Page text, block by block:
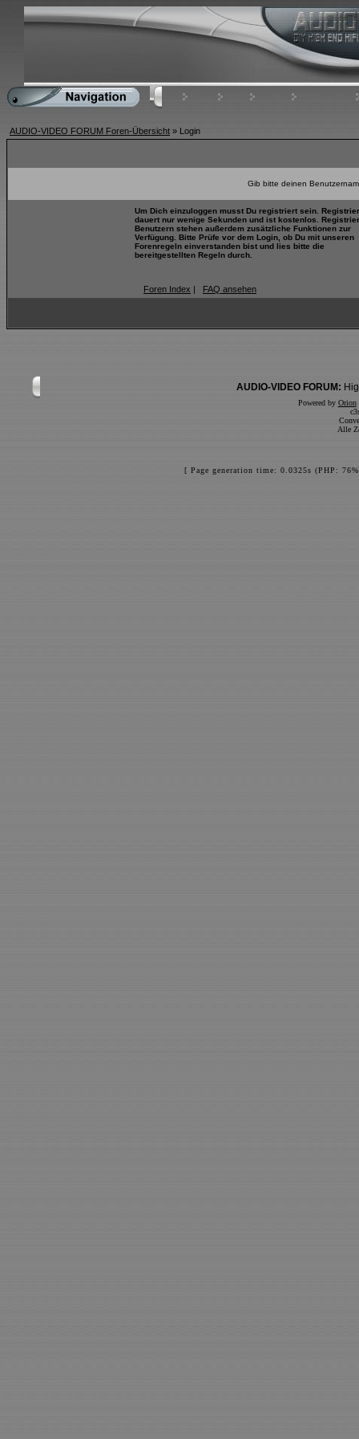
AUDIO-VIDEO FORUM Foren-Übersicht » Login
Gib bitte deinen
Um Dich einzuloggen musst Du registriert sein.
dauert nur wenige Sekunden und ist kostenlos.
Benutzern stehen außerdem zusätzliche Funktionen zur
Verfügung. Bitte Prüfe vor dem Login, ob Du mit unseren
Forenregeln einverstanden bist und lies bitte die
bereitgestellten Regeln durch.
Foren Index | FAQ ansehen
AUDIO-VIDEO FORUM:
Powered by Orion
Alle
[ Page generation time: 0.0325s (PHP: